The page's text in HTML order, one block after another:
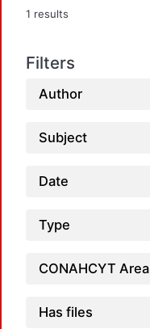
1 results
Filters
Author
Subject
Date
Type
CONAHCYT Area
Has files